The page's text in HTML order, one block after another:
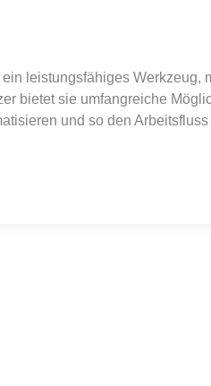
leistungsfähiges Werkzeug,
bietet sie umfangreiche
und so den